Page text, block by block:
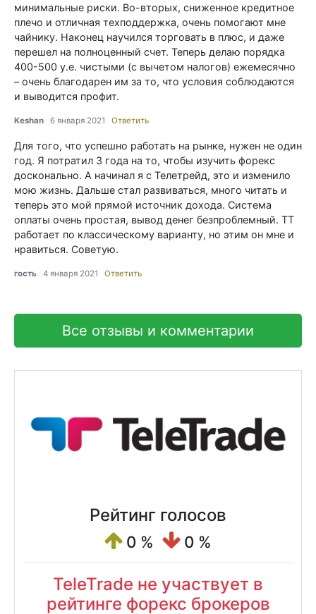
минимальные риски. Во-вторых, сниженное кредитное
плечо и отличная техподдержка, очень помогают мне
чайнику. Наконец научился торговать в плюс, и даже
перешел на полноценный счет. Теперь делаю порядка
400-500 у.е. чистыми (с вычетом налогов) ежемесячно
– очень благодарен им за то, что условия соблюдаются
и выводится профит.
Keshan 6 января 2021 Ответить
Для того, что успешно работать на рынке, нужен не один
год. Я потратил 3 года на то, чтобы изучить форекс
досконально. А начинал я с Телетрейд, это и изменило
мою жизнь. Дальше стал развиваться, много читать и
теперь это мой прямой источник дохода. Система
оплаты очень простая, вывод денег безпроблемный. ТТ
работает по классическому варианту, но этим он мне и
нравиться. Советую.
гость 4 января 2021 Ответить
Все отзывы и комментарии
Рейтинг голосов
0 % 0 %
TeleTrade не участвует в
рейтинге форекс брокеров